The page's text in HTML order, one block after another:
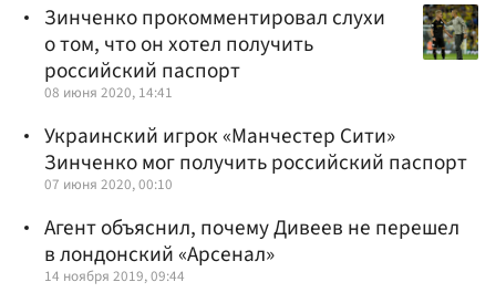
Зинченко прокомментировал слухи
о том, что он хотел получить
российский паспорт
08 июня 2020, 14:41
Украинский игрок «Манчестер Сити»
Зинченко мог получить российский паспорт
07 июня 2020, 00:10
Агент объяснил, почему Дивеев не перешел
в лондонский «Арсенал»
14 ноября 2019, 09:44